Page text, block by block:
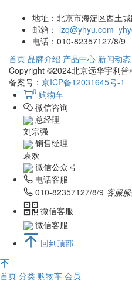
地址： 北京市海淀区西土
邮箱： lzq@yhyu.com
电话： 010-82357127/8/9
首页 品牌介绍 产品中心 新闻动态
Copyright ©2024北京远华宇利普
备案号： 京ICP备12031645号-1
0 购物车
微信咨询
总经理
刘宗强
销售经理
袁欢
微信公众号
电话客服
010-82357127/8/9 客服
微信客服
微信客服
回到顶部
首页 分类 购物车 会员